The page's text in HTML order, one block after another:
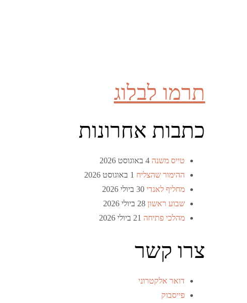
תרמו לבלוג
כתבות אחרונות
טייס משנה 4 באוגוסט 2026
ההימור שהצליח 1 באוגוסט 2026
מחליף לאנדי 30 ביולי 2026
שבוע ראשון 28 ביולי 2026
מהלכי פתיחה 21 ביולי 2026
צרו קשר
דואר אלקטרוני
פייסבוק